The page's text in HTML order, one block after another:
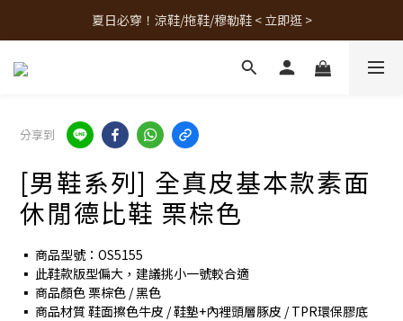
人氣熱銷款！最新補貨 < 立即逛 >
夏日必穿！涼鞋/拖鞋/穆勒鞋 < 立即逛 >
人氣熱銷款！最新補貨 < 立即逛 >
分享到
[男鞋系列] 全真皮基本款素面
休閒德比鞋 栗棕色
▪︎ 商品型號：OS5155
▪ 此鞋款版型偏大，建議挑小一號較合適
▪ 商品顏色 栗棕色 / 黑色
▪ 商品材質 鞋面擦色牛皮 / 鞋墊+內裡頭層豚皮 / TPR環保膠底